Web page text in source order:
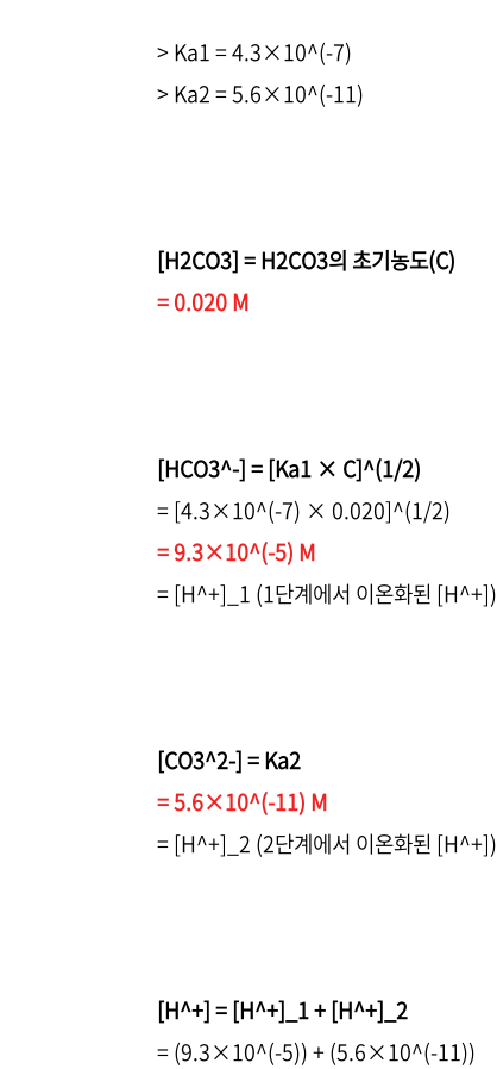
> Ka1 = 4.3×10^(-7)
> Ka2 = 5.6×10^(-11)
[H2CO3] = H2CO3의 초기농도(C)
= 0.020 M
[HCO3^-] = [Ka1 × C]^(1/2)
= [4.3×10^(-7) × 0.020]^(1/2)
= 9.3×10^(-5) M
= [H^+]_1 (1단계에서 이온화된 [H^+])
[CO3^2-] = Ka2
= 5.6×10^(-11) M
= [H^+]_2 (2단계에서 이온화된 [H^+])
[H^+] = [H^+]_1 + [H^+]_2
= (9.3×10^(-5)) + (5.6×10^(-11))